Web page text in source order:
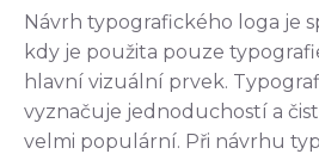
Návrh typografického loga je
kdy je použita pouze
hlavní vizuální prvek.
vyznačuje jednoduchostí a
velmi populární. Při návrhu